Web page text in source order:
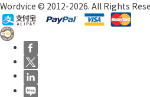
Wordvice © 2012-2026. All Rights